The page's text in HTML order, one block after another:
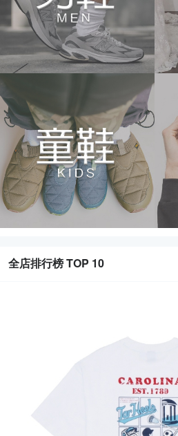
全店排行榜 TOP 10